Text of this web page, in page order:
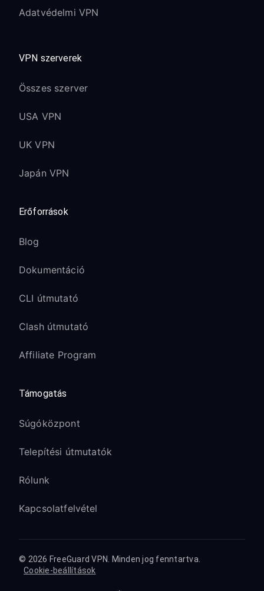
Adatvédelmi VPN
VPN szerverek
Összes szerver
USA VPN
UK VPN
Japán VPN
Erőforrások
Blog
Dokumentáció
CLI útmutató
Clash útmutató
Affiliate Program
Támogatás
Súgóközpont
Telepítési útmutatók
Rólunk
Kapcsolatfelvétel
© 2026 FreeGuard VPN. Minden jog fenntartva.
Cookie-beállítások